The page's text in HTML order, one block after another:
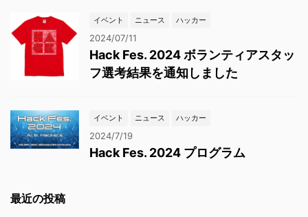
イベント ニュース ハッカー
2024/07/11
Hack Fes. 2024 ボランティアスタッ
フ選考結果を通知しました
イベント ニュース ハッカー
2024/7/19
Hack Fes. 2024 プログラム
最近の投稿